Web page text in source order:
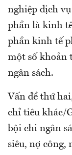
nghiệp dịch
phần là kinh
phần kinh tế
một số khoản
ngân sách.
Vấn đề thứ
chỉ tiêu khác/
bội chi ngân
siêu, nợ công,